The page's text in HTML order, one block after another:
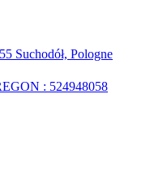
Suchodół, Pologne
: 524948058